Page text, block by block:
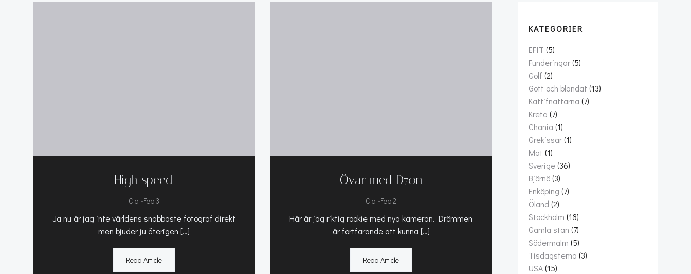
High speed
Cia -Feb 3
Ja nu är jag inte världens snabbaste fotograf direkt
men bjuder ju återigen […]
Read Article
Övar med D70n
Cia -Feb 2
Här är jag riktig rookie med nya kameran. Drömmen
är fortfarande att kunna […]
Read Article
KATEGORIER
EFIT (5)
Funderingar(5)
Golf (2)
Gott och blandat (13)
Kattifnattarna (7)
Kreta (7)
Chania (1)
Grekissar(1)
Mat (1)
Sverige(36)
Björnö(3)
Enköping (7)
Öland (2)
Stockholm (18)
Gamla stan (7)
Södermalm (5)
Tisdagstema (3)
USA(15)